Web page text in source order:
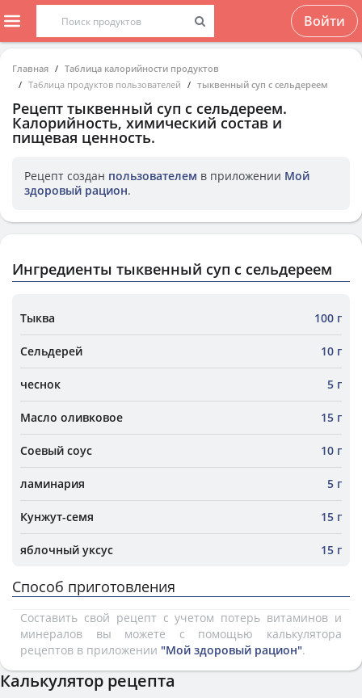
Войти
Главная
Таблица калорийности продуктов
Таблица продуктов пользователей
тыквенный суп с сельдереем
Рецепт тыквенный суп с сельдереем.
Калорийность, химический состав и
пищевая ценность.
Рецепт создан пользователем в приложении Мой
здоровый рацион.
Ингредиенты тыквенный суп с сельдереем
Тыква 100 г
Сельдерей 10 г
чеснок 5 г
Масло оливковое 15 г
Соевый соус 10 г
ламинария 5 г
Кунжут-семя 15 г
яблочный уксус 15 г
Способ приготовления
Составить свой рецепт с учетом потерь витаминов и
минералов вы можете с помощью калькулятора
рецептов в приложении "Мой здоровый рацион".
Калькулятор рецепта